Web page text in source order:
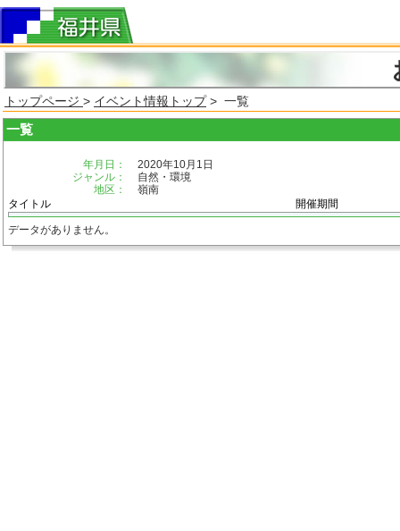
トップページ > イベント情報トップ> 一覧
一覧
年月日：
2020年10月1日
ジャンル：
自然・環境
地区：
嶺南
タイトル
開催期間
データがありません。